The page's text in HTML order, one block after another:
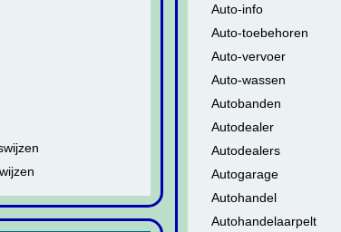
Auto-info
Auto-toebehoren
Auto-vervoer
Auto-wassen
Autobanden
Autodealer
Autodealers
Autogarage
Autohandel
Autohandelaarpelt